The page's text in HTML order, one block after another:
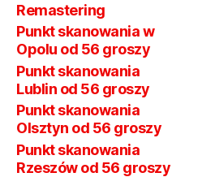
Remastering
Punkt skanowania w
Opolu od 56 groszy
Punkt skanowania
Lublin od 56 groszy
Punkt skanowania
Olsztyn od 56 groszy
Punkt skanowania
Rzeszów od 56 groszy